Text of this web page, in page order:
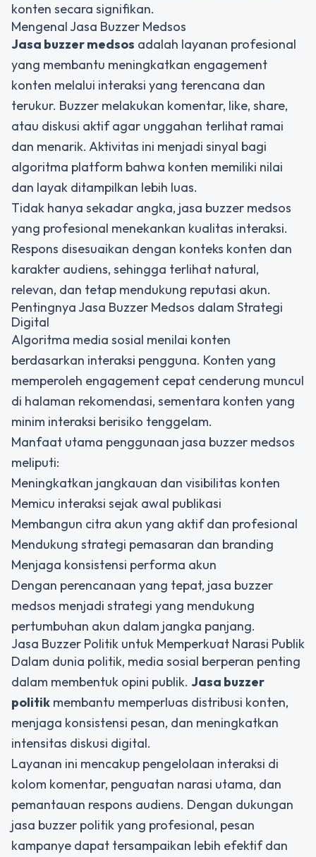
konten secara signifikan.
Mengenal Jasa Buzzer Medsos
Jasa buzzer medsos adalah layanan profesional
yang membantu meningkatkan engagement
konten melalui interaksi yang terencana dan
terukur. Buzzer melakukan komentar, like, share,
atau diskusi aktif agar unggahan terlihat ramai
dan menarik. Aktivitas ini menjadi sinyal bagi
algoritma platform bahwa konten memiliki nilai
dan layak ditampilkan lebih luas.
Tidak hanya sekadar angka, jasa buzzer medsos
yang profesional menekankan kualitas interaksi.
Respons disesuaikan dengan konteks konten dan
karakter audiens, sehingga terlihat natural,
relevan, dan tetap mendukung reputasi akun.
Pentingnya Jasa Buzzer Medsos dalam Strategi
Digital
Algoritma media sosial menilai konten
berdasarkan interaksi pengguna. Konten yang
memperoleh engagement cepat cenderung muncul
di halaman rekomendasi, sementara konten yang
minim interaksi berisiko tenggelam.
Manfaat utama penggunaan jasa buzzer medsos
meliputi:
Meningkatkan jangkauan dan visibilitas konten
Memicu interaksi sejak awal publikasi
Membangun citra akun yang aktif dan profesional
Mendukung strategi pemasaran dan branding
Menjaga konsistensi performa akun
Dengan perencanaan yang tepat, jasa buzzer
medsos menjadi strategi yang mendukung
pertumbuhan akun dalam jangka panjang.
Jasa Buzzer Politik untuk Memperkuat Narasi Publik
Dalam dunia politik, media sosial berperan penting
dalam membentuk opini publik. Jasa buzzer
politik membantu memperluas distribusi konten,
menjaga konsistensi pesan, dan meningkatkan
intensitas diskusi digital.
Layanan ini mencakup pengelolaan interaksi di
kolom komentar, penguatan narasi utama, dan
pemantauan respons audiens. Dengan dukungan
jasa buzzer politik yang profesional, pesan
kampanye dapat tersampaikan lebih efektif dan